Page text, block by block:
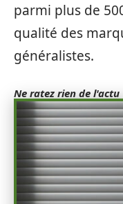
parmi plus de
qualité des
généralistes.
Ne ratez rien de l'actu